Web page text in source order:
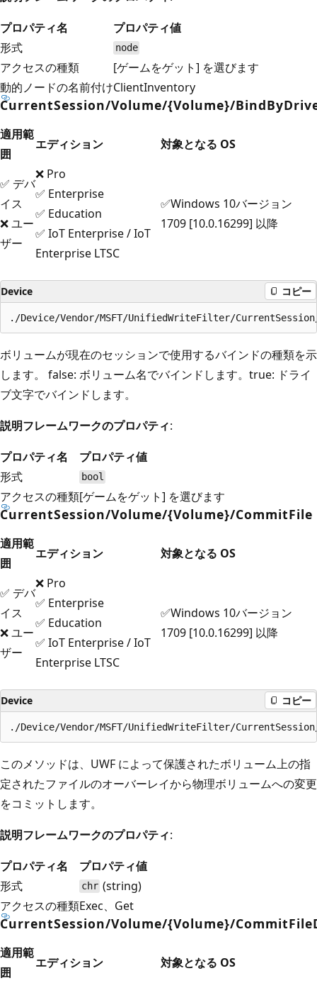
プロパティ名
プロパティ値
形式
node
アクセスの種類
[ゲームをゲット] を選びます
動的ノードの名前付けClientInventory
CurrentSession/Volume/{Volume}/
適用範
囲
エディション 対象となる OS
✅ デバ
イス
❌ ユー
ザー
❌ Pro
✅ Enterprise
✅ Education
✅ IoT Enterprise / IoT
Enterprise LTSC
✅Windows 10バージョン
1709 [10.0.16299] 以降
Device コピー
ボリュームが現在のセッションで使用するバインドの種類を示
します。 false: ボリューム名でバインドします。true: ドライ
ブ文字でバインドします。
説明フレームワークのプロパティ:
プロパティ名
プロパティ値
形式
bool
アクセスの種類[ゲームをゲット] を選びます
CurrentSession/Volume/{Volume}/CommitFile
適用範
囲
エディション 対象となる OS
✅ デバ
イス
❌ ユー
ザー
❌ Pro
✅ Enterprise
✅ Education
✅ IoT Enterprise / IoT
Enterprise LTSC
✅Windows 10バージョン
1709 [10.0.16299] 以降
Device コピー
このメソッドは、UWF によって保護されたボリューム上の指
定されたファイルのオーバーレイから物理ボリュームへの変更
をコミットします。
説明フレームワークのプロパティ:
プロパティ名
プロパティ値
形式
chr (string)
アクセスの種類Exec、Get
CurrentSession/Volume/{Volume}/
適用範
囲
エディション 対象となる OS